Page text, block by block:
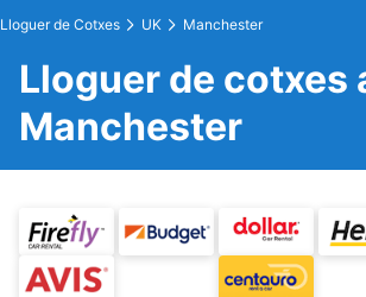
Lloguer de Cotxes UK Manchester
Lloguer de cotxes
Manchester